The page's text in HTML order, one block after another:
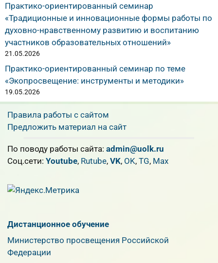
Практико-ориентированный семинар
«Традиционные и инновационные формы работы по
духовно-нравственному развитию и воспитанию
участников образовательных отношений»
21.05.2026
Практико-ориентированный семинар по теме
«Экопросвещение: инструменты и методики»
19.05.2026
Правила работы с сайтом
Предложить материал на сайт
По поводу работы сайта: admin@uolk.ru
Cоц.сети: Youtube, Rutube, VK, OK, TG, Max
Дистанционное обучение
Министерство просвещения Российской
Федерации